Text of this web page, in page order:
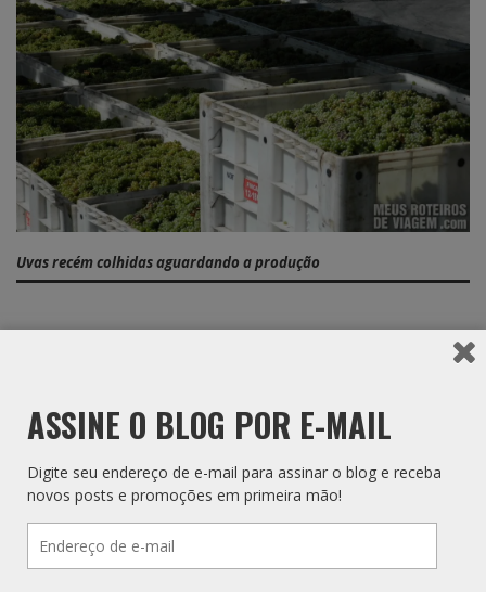
Uvas recém colhidas aguardando a produção
As primeiras explicações aconteceram na varanda do bar, com
da vinícola. Em seguida entramos na produção e a primeira
parada foi na sala de fermentação com grandes tanques de aço
ASSINE O BLOG POR E-MAIL
Digite seu endereço de e-mail para assinar o blog e receba
novos posts e promoções em primeira mão!
de